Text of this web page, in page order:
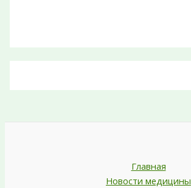
Главная
Новости медицины